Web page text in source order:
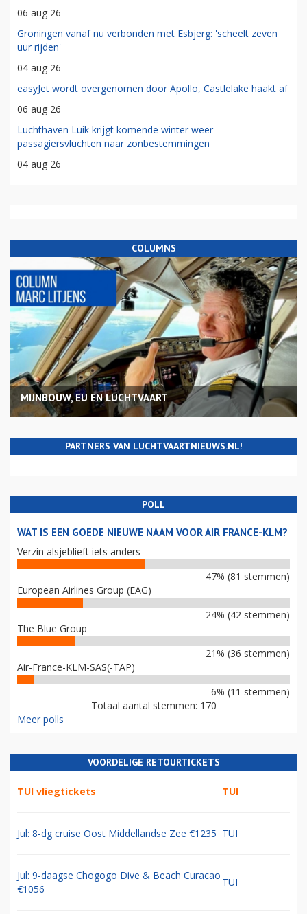
06 aug 26
Groningen vanaf nu verbonden met Esbjerg: 'scheelt zeven
uur rijden'
04 aug 26
easyJet wordt overgenomen door Apollo, Castlelake haakt af
06 aug 26
Luchthaven Luik krijgt komende winter weer
passagiersvluchten naar zonbestemmingen
04 aug 26
COLUMNS
MIJNBOUW, EU EN LUCHTVAART
PARTNERS VAN LUCHTVAARTNIEUWS.NL!
POLL
WAT IS EEN GOEDE NIEUWE NAAM VOOR AIR FRANCE-KLM?
Verzin alsjeblieft iets anders
47% (81 stemmen)
European Airlines Group (EAG)
24% (42 stemmen)
The Blue Group
21% (36 stemmen)
Air-France-KLM-SAS(-TAP)
6% (11 stemmen)
Totaal aantal stemmen: 170
Meer polls
VOORDELIGE RETOURTICKETS
TUI vliegtickets TUI
Jul: 8-dg cruise Oost Middellandse Zee €1235 TUI
Jul: 9-daagse Chogogo Dive & Beach Curacao
€1056
TUI